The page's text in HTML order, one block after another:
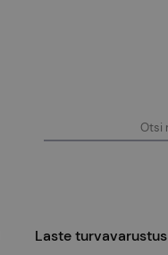
Laste turvavarustus